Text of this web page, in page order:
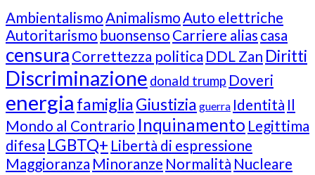
Ambientalismo Animalismo Auto elettriche
Autoritarismo buonsenso Carriere alias casa
censura Correttezza politica DDL Zan Diritti
Discriminazione donald trump Doveri
energia famigliaGiustizia guerra Identità Il
Mondo al Contrario Inquinamento Legittima
difesa LGBTQ+ Libertà di espressione
Maggioranza Minoranze Normalità Nucleare